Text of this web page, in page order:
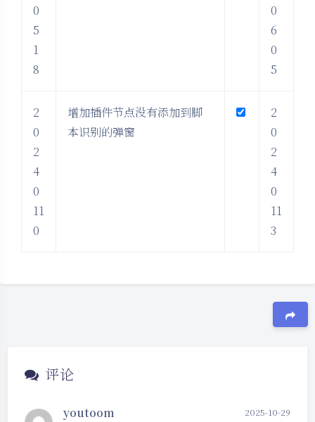
0
5
1
8
0
6
0
5
2
0
2
4
0
11
0
增加插件节点没有添加到脚
本识别的弹窗
2
0
2
4
0
11
3
评论
youtoom 2025-10-29